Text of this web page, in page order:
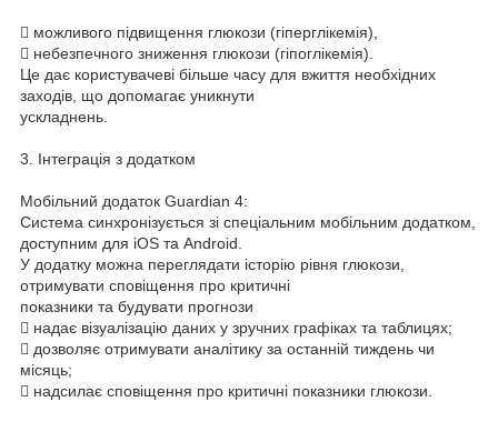
 можливого підвищення глюкози (гіперглікемія),
 небезпечного зниження глюкози (гіпоглікемія).
Це дає користувачеві більше часу для вжиття необхідних
заходів, що допомагає уникнути
ускладнень.
3. Інтеграція з додатком
Мобільний додаток Guardian 4:
Система синхронізується зі спеціальним мобільним додатком,
доступним для iOS та Android.
У додатку можна переглядати історію рівня глюкози,
отримувати сповіщення про критичні
показники та будувати прогнози
 надає візуалізацію даних у зручних графіках та таблицях;
 дозволяє отримувати аналітику за останній тиждень чи
місяць;
 надсилає сповіщення про критичні показники глюкози.